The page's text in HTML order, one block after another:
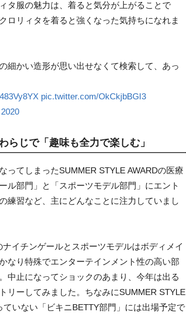
タ服の魅力は、着ると気分が上がることで
ロリィタを着ると強くなった気持ちになれま
細かい造形が思い出せなくて検索して、あっ
pic.twitter.com/OkCkjbBGI3
じで「趣味も全力で楽しむ」
てしまったSUMMER STYLE AWARDの医療
ル部門」と「スポーツモデル部門」にエント
練習など、主にどんなことに注力していまし
ナイチンゲールとスポーツモデルはボディメイ
なり特殊でエンターテインメント性の高い部
中止になってショックのあまり、今年は出る
リーしてみました。ちなみにSUMMER STYLE
いない「ビキニBETTY部門」には出場予定で